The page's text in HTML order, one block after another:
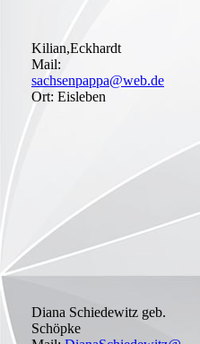
Kilian,Eckhardt
Mail:
sachsenpappa@web.de
Ort: Eisleben
Diana Schiedewitz geb.
Schöpke